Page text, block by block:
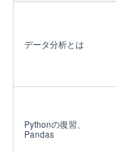
データ分析とは
Pythonの復習、
Pandas